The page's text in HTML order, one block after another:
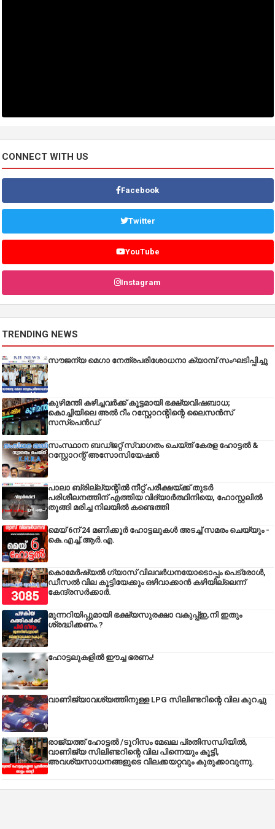
CONNECT WITH US
Facebook
Twitter
YouTube
Instagram
TRENDING NEWS
സൗജന്യ മെഗാ നേത്രപരിശോധനാ ക്യാമ്പ് സംഘടിപ്പിച്ചു
കുഴിമന്തി കഴിച്ചവർക്ക് കൂട്ടമായി ഭക്ഷ്യവിഷബാധ;
കൊച്ചിയിലെ അൽ റീം റസ്റ്റോറന്റിന്റെ ലൈസൻസ്
സസ്പെൻഡ്
സംസ്ഥാന ബഡ്‌ജറ്റ് സ്വാഗതം ചെയ്ത് കേരള ഹോട്ടൽ &
റസ്റ്റോറന്റ് അസോസിയേഷൻ
പാലാ ബ്രില്ല്യന്റിൽ നീറ്റ് പരീക്ഷയ്ക്ക് തുടർ
പരിശീലനത്തിന് എത്തിയ വിദ്യാർത്ഥിനിയെ, ഹോസ്റ്റലിൽ
തൂങ്ങി മരിച്ച നിലയിൽ കണ്ടെത്തി
മെയ് 6ന് 24 മണിക്കൂർ ഹോട്ടലുകൾ അടച്ച് സമരം ചെയ്യും -
കെ.എച്ച്.ആർ.എ.
കൊമേർഷ്യൽ ഗ്യാസ് വിലവർധനയോടൊപ്പം പെട്രോൾ,
ഡീസല്‍ വില കൂട്ടിയേക്കും ഒഴിവാക്കാന്‍ കഴിയില്ലെന്ന്
കേന്ദ്രസര്‍ക്കാര്‍.
മുന്നറിയിപ്പുമായി ഭക്ഷ്യസുരക്ഷാ വകുപ്പ്ഇ,നി ഇതും
ശ്രദ്ധിക്കണം.?
ഹോട്ടലുകളിൽ ഈച്ച ഭരണം!
വാണിജ്യാവശ്യത്തിനുള്ള LPG സിലിണ്ടറിന്റെ വില കുറച്ചു
രാജ്യത്ത് ഹോട്ടൽ /ടൂറിസം മേഖല പ്രതിസന്ധിയിൽ,
വാണിജ്യ സിലിണ്ടറിന്റെ വില പിന്നെയും കൂട്ടി,
അവശ്യസാധനങ്ങളുടെ വിലക്കയറ്റവും കുരുക്കാവുന്നു.